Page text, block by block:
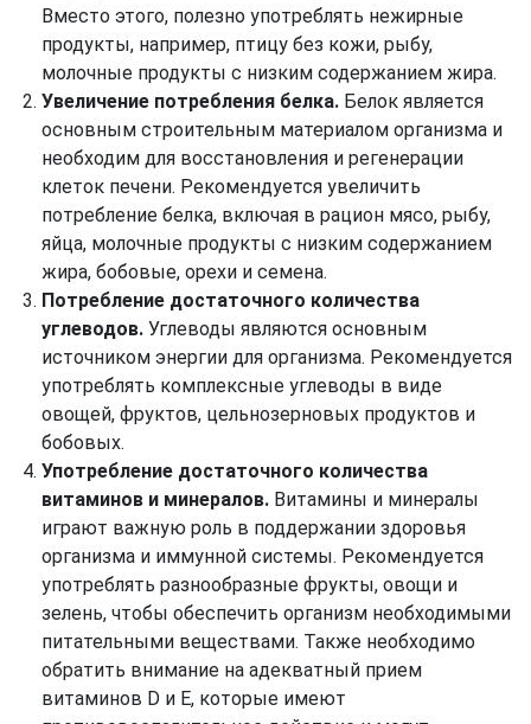
Вместо этого, полезно употреблять нежирные
продукты, например, птицу без кожи, рыбу,
молочные продукты с низким содержанием жира.
Увеличение потребления белка. Белок является
основным строительным материалом организма и
необходим для восстановления и регенерации
клеток печени. Рекомендуется увеличить
потребление белка, включая в рацион мясо, рыбу,
яйца, молочные продукты с низким содержанием
жира, бобовые, орехи и семена.
Потребление достаточного количества
углеводов. Углеводы являются основным
источником энергии для организма. Рекомендуется
употреблять комплексные углеводы в виде
овощей, фруктов, цельнозерновых продуктов и
бобовых.
Употребление достаточного количества
витаминов и минералов. Витамины и минералы
играют важную роль в поддержании здоровья
организма и иммунной системы. Рекомендуется
употреблять разнообразные фрукты, овощи и
зелень, чтобы обеспечить организм необходимыми
питательными веществами. Также необходимо
обратить внимание на адекватный прием
витаминов D и E, которые имеют